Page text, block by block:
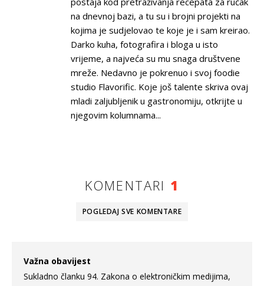
na dnevnoj bazi, a tu su i brojni projekti na
kojima je sudjelovao te koje je i sam kreirao.
Darko kuha, fotografira i bloga u isto
vrijeme, a najveća su mu snaga društvene
mreže. Nedavno je pokrenuo i svoj foodie
studio Flavorific. Koje još talente skriva ovaj
mladi zaljubljenik u gastronomiju, otkrijte u
njegovim kolumnama...
KOMENTARI 1
POGLEDAJ SVE KOMENTARE
Važna obavijest
Sukladno članku 94. Zakona o elektroničkim medijima,